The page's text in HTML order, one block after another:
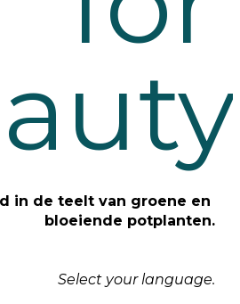
in de teelt van groene en
bloeiende potplanten.
Select your language.